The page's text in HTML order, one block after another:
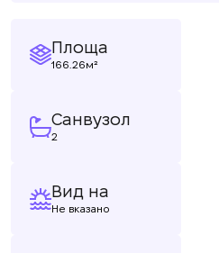
Площа
166.26м²
Санвузол
2
Вид на
Не вказано